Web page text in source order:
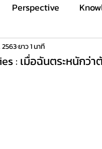
Perspective
is what a feminist
: เมื่อฉันตระหนักว่
2563ยาว 1 นาที